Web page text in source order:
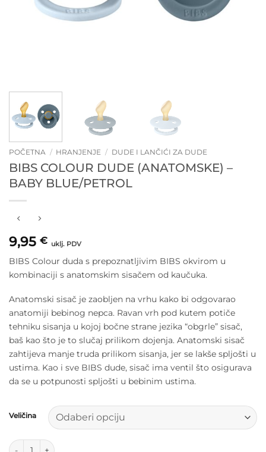
POČETNA / HRANJENJE / DUDE I LANČIĆI ZA DUDE
BIBS COLOUR DUDE (ANATOMSKE) –
BABY BLUE/PETROL
9,95 € uklj. PDV
BIBS Colour duda s prepoznatljivim BIBS okvirom u
kombinaciji s anatomskim sisačem od kaučuka.
Anatomski sisač je zaobljen na vrhu kako bi odgovarao
anatomiji bebinog nepca. Ravan vrh pod kutem potiče
tehniku sisanja u kojoj bočne strane jezika “obgrle” sisač,
baš kao što je to slučaj prilikom dojenja. Anatomski sisač
zahtijeva manje truda prilikom sisanja, jer se lakše spljošti u
ustima. Kao i sve BIBS dude, sisač ima ventil što osigurava
da se u potpunosti spljošti u bebinim ustima.
Veličina
BIBS Colour dude (anatomske) – Baby Blue/Petrol količina